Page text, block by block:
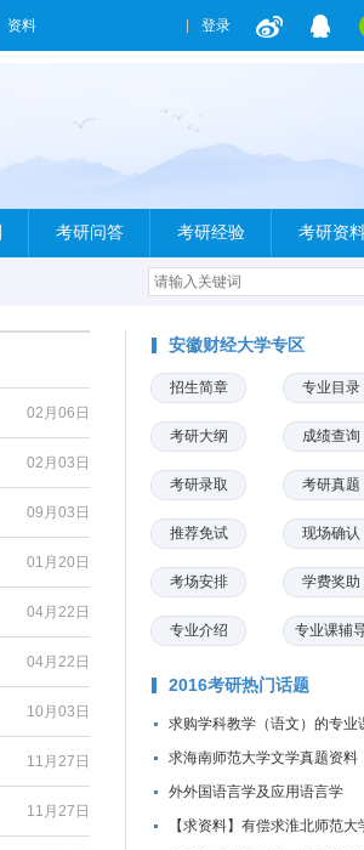
资料 登录
考研问答 考研经验 考研资
02月06日
02月03日
09月03日
01月20日
04月22日
04月22日
10月03日
11月27日
11月27日
安徽财经大学专区
招生简章 专业目录
考研大纲 成绩查询
考研录取 考研真题
推荐免试 现场确认
考场安排 学费奖助
专业介绍 专业课辅
2016考研热门话题
求购学科教学（语文）的专业
求海南师范大学文学真题资料
外外国语言学及应用语言学
【求资料】有偿求淮北师范